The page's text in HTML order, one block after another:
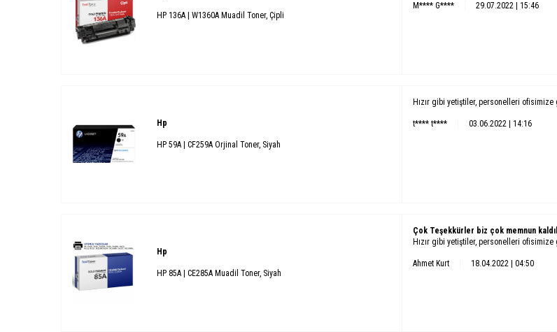
HP 136A | W1360A Muadil Toner, Çipli
M**** G**** 29.07.2022 | 15:46
Hp
HP 59A | CF259A Orjinal Toner, Siyah
Hızır gibi yetiştiler, personelleri
t**** t**** 03.06.2022 | 14:16
Hp
HP 85A | CE285A Muadil Toner, Siyah
Çok Teşekkürler biz çok memnun
Hızır gibi yetiştiler, personelleri
Ahmet Kurt 18.04.2022 | 04:50